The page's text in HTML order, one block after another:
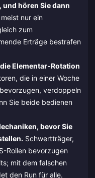
hören Sie dann
nur ein
zum
Erträge bestrafen
Elementar-Rotation
die in einer Woche
verdoppeln
Sie beide bedienen
bevor Sie
Schwertträger,
Rollen bevorzugen
mit dem falschen
den Run für alle.